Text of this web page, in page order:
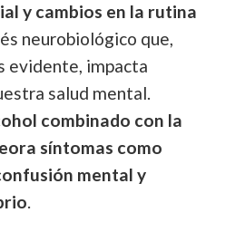
y cambios en la rutina
neurobiológico que,
evidente, impacta
salud mental.
combinado con la
síntomas como
mental y
.